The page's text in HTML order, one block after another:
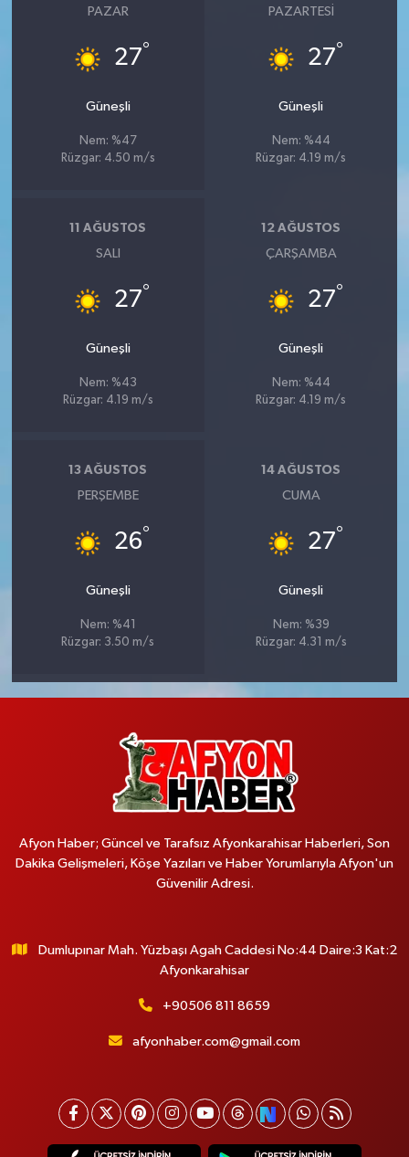
PAZAR
27°
Güneşli
Nem: %47
Rüzgar: 4.50 m/s
PAZARTESI
27°
Güneşli
Nem: %44
Rüzgar: 4.19 m/s
11 AĞUSTOS
SALI
27°
Güneşli
Nem: %43
Rüzgar: 4.19 m/s
12 AĞUSTOS
ÇARŞAMBA
27°
Güneşli
Nem: %44
Rüzgar: 4.19 m/s
13 AĞUSTOS
PERŞEMBE
26°
Güneşli
Nem: %41
Rüzgar: 3.50 m/s
14 AĞUSTOS
CUMA
27°
Güneşli
Nem: %39
Rüzgar: 4.31 m/s
Afyon Haber; Güncel ve Tarafsız Afyonkarahisar Haberleri, Son
Dakika Gelişmeleri, Köşe Yazıları ve Haber Yorumlarıyla Afyon'un
Güvenilir Adresi.
Dumlupınar Mah. Yüzbaşı Agah Caddesi No:44 Daire:3 Kat:2
Afyonkarahisar
+90506 811 8659
afyonhaber.com@gmail.com